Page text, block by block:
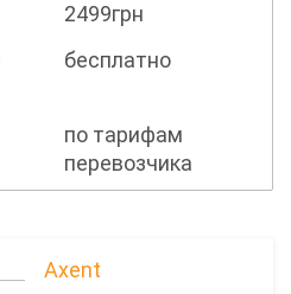
2499грн
бесплатно
по тарифам
перевозчика
Axent